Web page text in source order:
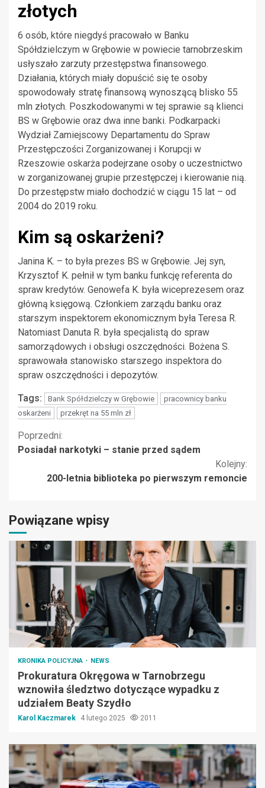
złotych
6 osób, które niegdyś pracowało w Banku
Spółdzielczym w Grębowie w powiecie tarnobrzeskim
usłyszało zarzuty przestępstwa finansowego.
Działania, których miały dopuścić się te osoby
spowodowały stratę finansową wynoszącą blisko 55
mln złotych. Poszkodowanymi w tej sprawie są klienci
BS w Grębowie oraz dwa inne banki. Podkarpacki
Wydział Zamiejscowy Departamentu do Spraw
Przestępczości Zorganizowanej i Korupcji w
Rzeszowie oskarża podejrzane osoby o uczestnictwo
w zorganizowanej grupie przestępczej i kierowanie nią.
Do przestępstw miało dochodzić w ciągu 15 lat – od
2004 do 2019 roku.
Kim są oskarżeni?
Janina K. – to była prezes BS w Grębowie. Jej syn,
Krzysztof K. pełnił w tym banku funkcję referenta do
spraw kredytów. Genowefa K. była wiceprezesem oraz
główną księgową. Członkiem zarządu banku oraz
starszym inspektorem ekonomicznym była Teresa R.
Natomiast Danuta R. była specjalistą do spraw
samorządowych i obsługi oszczędności. Bożena S.
sprawowała stanowisko starszego inspektora do
spraw oszczędności i depozytów.
Tags: Bank Spółdzielczy w Grębowie
pracownicy banku
oskarżeni
przekręt na 55 mln zł
Kontynuuj
Poprzedni:
Posiadał narkotyki – stanie przed sądem
Kolejny:
200-letnia biblioteka po pierwszym remoncie
Powiązane wpisy
KRONIKA POLICYJNA NEWS
Prokuratura Okręgowa w Tarnobrzegu
wznowiła śledztwo dotyczące wypadku z
udziałem Beaty Szydło
Karol Kaczmarek 4 lutego 2025 2011